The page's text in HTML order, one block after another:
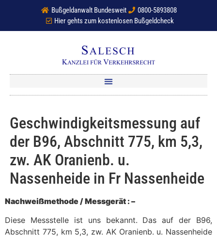
Bußgeldanwalt Bundesweit
0800-5893808
Hier gehts zum kostenlosen Bußgeldcheck
Geschwindigkeitsmessung auf
der B96, Abschnitt 775, km 5,3,
zw. AK Oranienb. u.
Nassenheide in Fr Nassenheide
Nachweißmethode / Messgerät : –
Diese Messstelle ist uns bekannt. Das auf der B96,
Abschnitt 775, km 5,3, zw. AK Oranienb. u. Nassenheide